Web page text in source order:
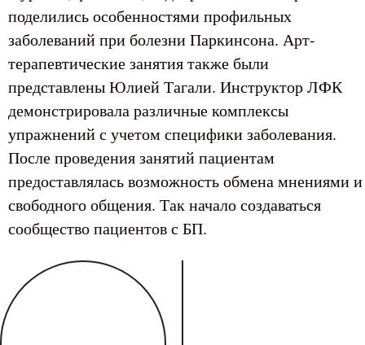
поделились особенностями профильных
заболеваний при болезни Паркинсона. Арт-
терапевтические занятия также были
представлены Юлией Тагали. Инструктор ЛФК
демонстрировала различные комплексы
упражнений с учетом специфики заболевания.
После проведения занятий пациентам
предоставлялась возможность обмена мнениями и
свободного общения. Так начало создаваться
сообщество пациентов с БП.